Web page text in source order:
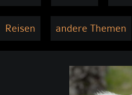
Reisen andere Themen